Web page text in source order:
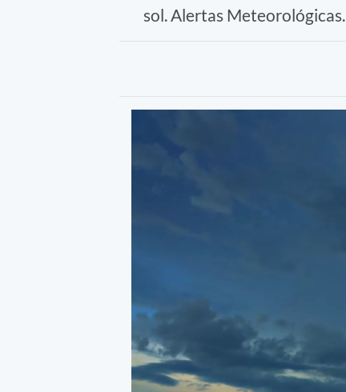
sol. Alertas Meteorológicas.